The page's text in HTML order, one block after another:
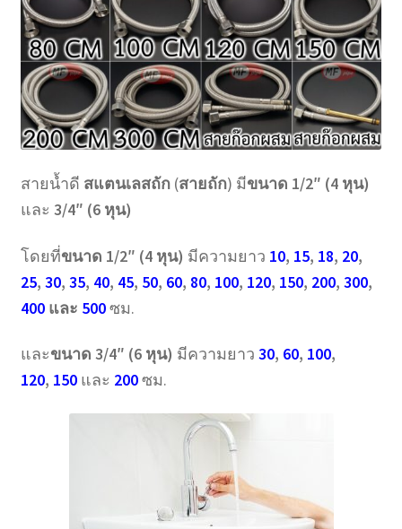
สายน้ำดี สแตนเลสถัก(สายถัก) มีขนาด 1/2″ (4 หุน)
และ 3/4″ (6 หุน)
โดยที่ขนาด 1/2″ (4 หุน) มีความยาว 10, 15, 18, 20,
25, 30, 35, 40, 45, 50, 60, 80, 100, 120, 150, 200, 300,
400 และ 500ซม.
และขนาด 3/4″ (6 หุน) มีความยาว 30, 60, 100,
120, 150และ 200ซม.